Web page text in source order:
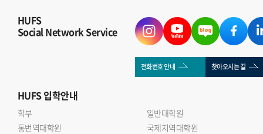
HUFS
Social Network Service
전화번호 안내 찾아오시는 길
HUFS입학안내
학부
일반대학원
통번역대학원
국제지역대학원